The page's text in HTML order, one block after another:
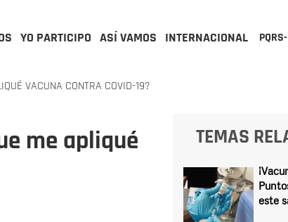
YO PARTICIPO ASÍ VAMOS INTERNACIONAL PQRS-
VACUNA CONTRA COVID-19?
me apliqué
TEMAS
este